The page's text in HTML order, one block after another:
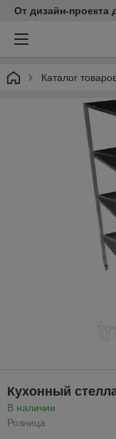
От дизайн-проекта
Каталог
Кухонный
В наличии
Розница